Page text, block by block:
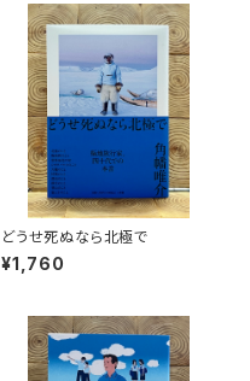
どうせ死ぬなら北極で
¥1,760